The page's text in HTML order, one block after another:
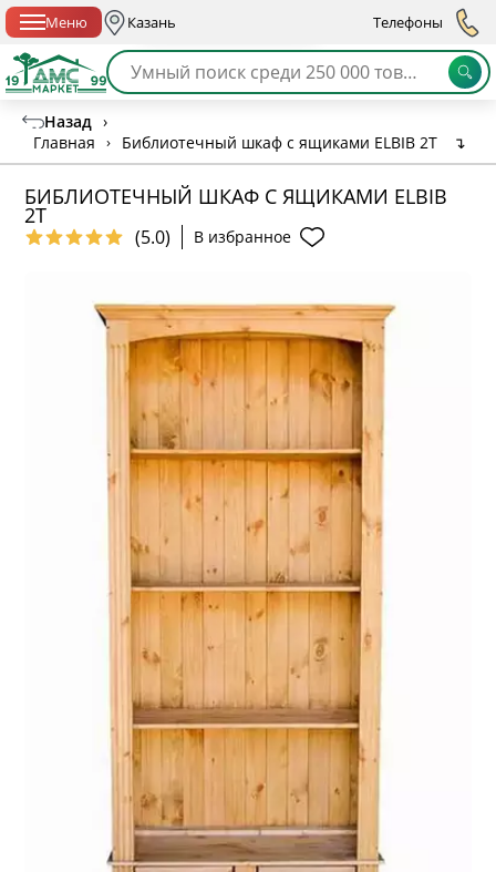
Меню Казань Телефоны
Назад ›
Главная
› Библиотечный шкаф с ящиками ELBIB 2T ↴
БИБЛИОТЕЧНЫЙ ШКАФ С ЯЩИКАМИ ELBIB
2T
(5.0) В избранное